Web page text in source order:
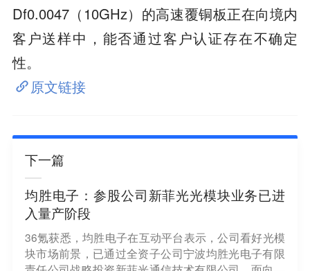
Df0.0047（10GHz）的高速覆铜板正在向境内
客户送样中，能否通过客户认证存在不确定
性。
原文链接
下一篇
均胜电子：参股公司新菲光光模块业务已进
入量产阶段
36氪获悉，均胜电子在互动平台表示，公司看好光模
块市场前景，已通过全资子公司宁波均胜光电子有限